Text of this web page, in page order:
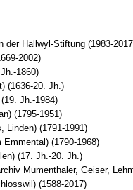
der Hallwyl-Stiftung (1983-
2002)
1860)
(1636-20. Jh.)
Jh.-1984)
(1795-1951)
Linden) (1791-1991)
(1790-1968)
(17. Jh.-20. Jh.)
Mumenthaler, Geiser,
(1588-2017)